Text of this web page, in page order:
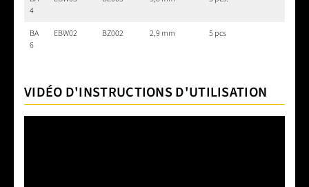
4
BA
6
EBW02 BZ002 2,9 mm 5 pcs
VIDÉO D'INSTRUCTIONS D'UTILISATION